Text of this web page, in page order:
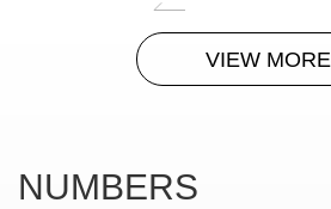
VIEW MORE
NUMBERS